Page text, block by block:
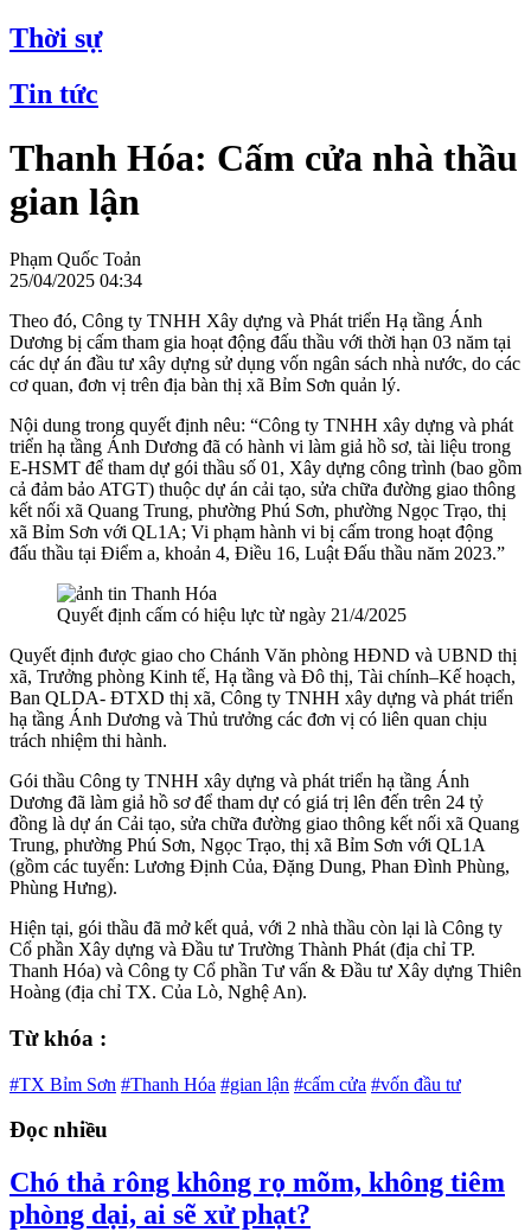
Thời sự
Tin tức
Thanh Hóa: Cấm cửa nhà thầu
gian lận
Phạm Quốc Toản
25/04/2025 04:34
Theo đó, Công ty TNHH Xây dựng và Phát triển Hạ tầng Ánh
Dương bị cấm tham gia hoạt động đấu thầu với thời hạn 03 năm tại
các dự án đầu tư xây dựng sử dụng vốn ngân sách nhà nước, do các
cơ quan, đơn vị trên địa bàn thị xã Bỉm Sơn quản lý.
Nội dung trong quyết định nêu: “Công ty TNHH xây dựng và phát
triển hạ tầng Ánh Dương đã có hành vi làm giả hồ sơ, tài liệu trong
E-HSMT để tham dự gói thầu số 01, Xây dựng công trình (bao gồm
cả đảm bảo ATGT) thuộc dự án cải tạo, sửa chữa đường giao thông
kết nối xã Quang Trung, phường Phú Sơn, phường Ngọc Trạo, thị
xã Bỉm Sơn với QL1A; Vi phạm hành vi bị cấm trong hoạt động
đấu thầu tại Điểm a, khoản 4, Điều 16, Luật Đấu thầu năm 2023.”
Quyết định cấm có hiệu lực từ ngày 21/4/2025
Quyết định được giao cho Chánh Văn phòng HĐND và UBND thị
xã, Trưởng phòng Kinh tế, Hạ tầng và Đô thị, Tài chính–Kế hoạch,
Ban QLDA- ĐTXD thị xã, Công ty TNHH xây dựng và phát triển
hạ tầng Ánh Dương và Thủ trưởng các đơn vị có liên quan chịu
trách nhiệm thi hành.
Gói thầu Công ty TNHH xây dựng và phát triển hạ tầng Ánh
Dương đã làm giả hồ sơ để tham dự có giá trị lên đến trên 24 tỷ
đồng là dự án Cải tạo, sửa chữa đường giao thông kết nối xã Quang
Trung, phường Phú Sơn, Ngọc Trạo, thị xã Bỉm Sơn với QL1A
(gồm các tuyến: Lương Định Của, Đặng Dung, Phan Đình Phùng,
Phùng Hưng).
Hiện tại, gói thầu đã mở kết quả, với 2 nhà thầu còn lại là Công ty
Cổ phần Xây dựng và Đầu tư Trường Thành Phát (địa chỉ TP.
Thanh Hóa) và Công ty Cổ phần Tư vấn & Đầu tư Xây dựng Thiên
Hoàng (địa chỉ TX. Của Lò, Nghệ An).
Từ khóa :
#TX Bỉm Sơn #Thanh Hóa #gian lận #cấm cửa #vốn đầu tư
Đọc nhiều
Chó thả rông không rọ mõm, không tiêm
phòng dại, ai sẽ xử phạt?